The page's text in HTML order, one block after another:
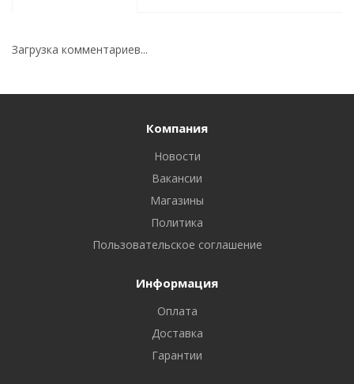
Загрузка комментариев...
Компания
Новости
Вакансии
Магазины
Политика
Пользовательское соглашение
Информация
Оплата
Доставка
Гарантии